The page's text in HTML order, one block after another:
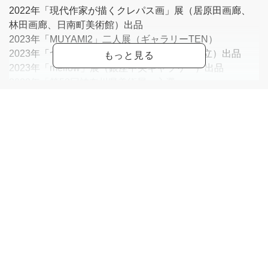
2022年「現代作家が描くクレパス画」展（居原田画廊、
林田画廊、日南町美術館）出品
2023年「MUYAMI2」二人展（ギャラリーTEN）
2023年「つなぐ」展（コート・ギャラリー国立）出品
2023年「mellow」展（銀座中央ギャラリー）出品